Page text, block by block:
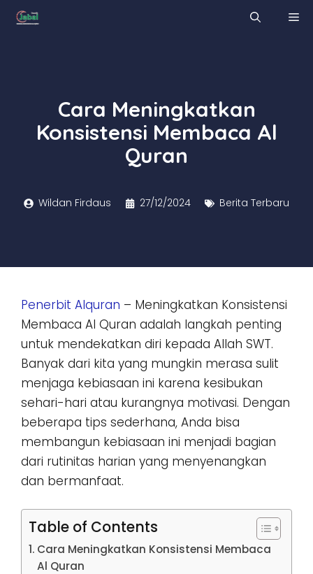
Skip
Cara Meningkatkan
Konsistensi Membaca Al
Quran
Wildan Firdaus 27/12/2024 Berita Terbaru
Penerbit Alquran – Meningkatkan Konsistensi
Membaca Al Quran adalah langkah penting
untuk mendekatkan diri kepada Allah SWT.
Banyak dari kita yang mungkin merasa sulit
menjaga kebiasaan ini karena kesibukan
sehari-hari atau kurangnya motivasi. Dengan
beberapa tips sederhana, Anda bisa
membangun kebiasaan ini menjadi bagian
dari rutinitas harian yang menyenangkan
dan bermanfaat.
Table of Contents
Cara Meningkatkan Konsistensi Membaca
Al Quran